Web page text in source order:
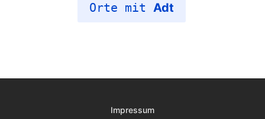
Orte mit Adt
Impressum